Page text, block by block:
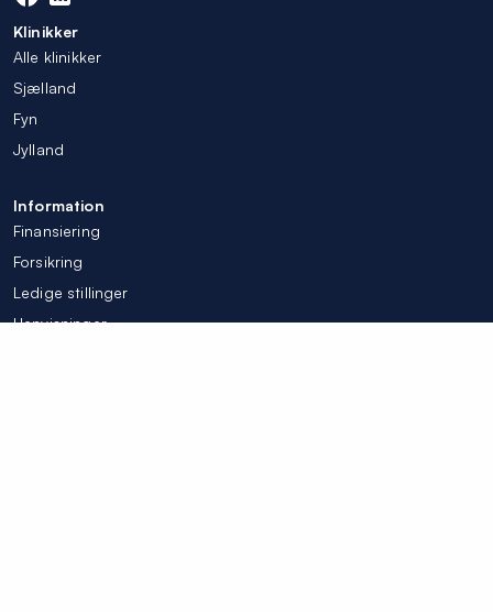
Klinikker
Alle klinikker
Sjælland
Fyn
Jylland
Information
Finansiering
Forsikring
Ledige stillinger
Henvisninger